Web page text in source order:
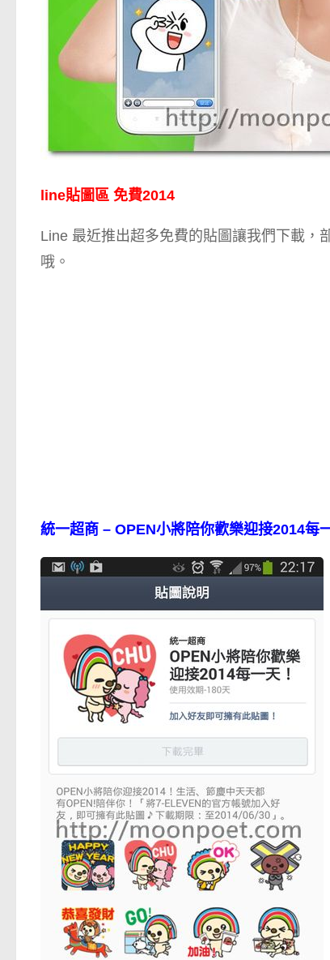
line貼圖區 免費2014
Line 最近推出超多免費的貼圖讓我們下載，
哦。
統一超商 – OPEN小將陪你歡樂迎接2014每